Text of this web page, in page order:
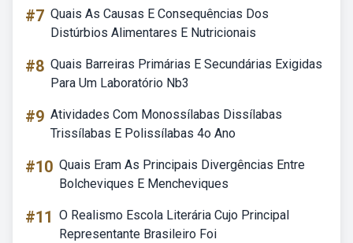
#7 Quais As Causas E Consequências Dos
Distúrbios Alimentares E Nutricionais
#8 Quais Barreiras Primárias E Secundárias Exigidas
Para Um Laboratório Nb3
#9 Atividades Com Monossílabas Dissílabas
Trissílabas E Polissílabas 4o Ano
#10 Quais Eram As Principais Divergências Entre
Bolcheviques E Mencheviques
#11 O Realismo Escola Literária Cujo Principal
Representante Brasileiro Foi